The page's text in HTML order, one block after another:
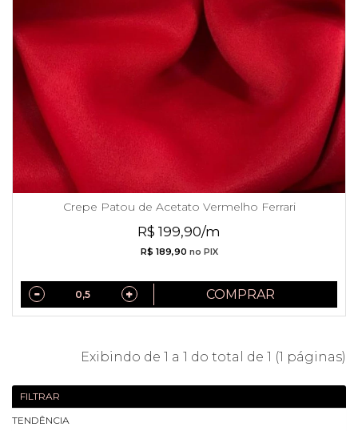
FILTRAR
TENDÊNCIA
Crepe Patou de Acetato Vermelho Ferrari
R$ 199,90/m
R$ 189,90 no PIX
COMPRAR
Exibindo de 1 a 1 do total de 1 (1 páginas)